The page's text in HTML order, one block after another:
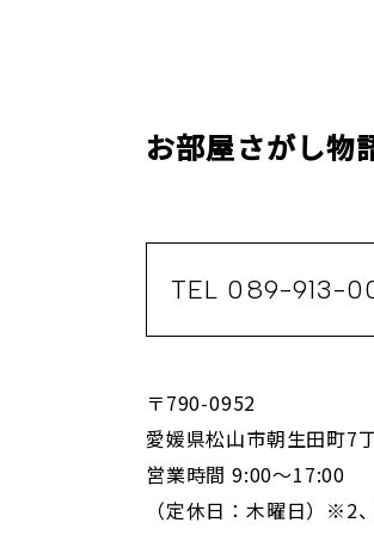
お部屋さがし
TEL 089-913-
〒790-0952
愛媛県松山市朝生田町7
営業時間 9:00～17:00
（定休日：木曜日）※2